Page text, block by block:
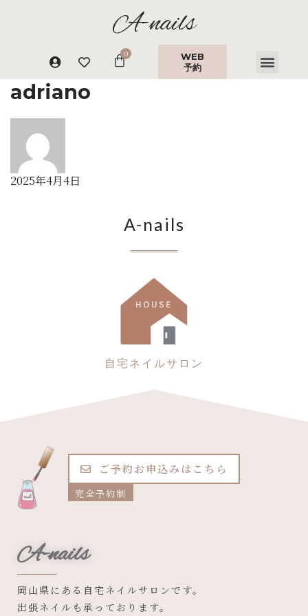
A-nails
WEB
予約
adriano
2025年4月4日
A-nails
自宅ネイルサロン
ご予約お申込みはこちら
完全予約制
A-nails
岡山県にある自宅ネイルサロンです。
出張ネイルも承っております。